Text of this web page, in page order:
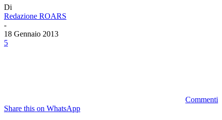
Di
Redazione ROARS
-
18 Gennaio 2013
5
Commenti
Share this on WhatsApp